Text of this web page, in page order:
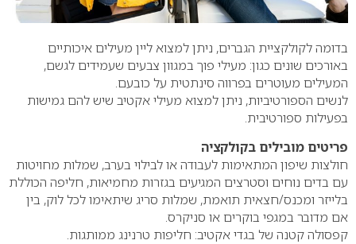
בדומה לקולקציית הגברים, ניתן למצוא ליין מעילים איכותיים
באורכים שונים כגון: מעילי פוך במגוון צבעים שעמידים לגשם,
המעילים מעוטרים בפרווה סינתטית על כובעם.
לנשים הספורטיביות, ניתן למצוא מעילי אקטיב שיש להם גמישות
בפעילות ספורטיבית.
פריטים מובילים בקולקציה
חולצות שיפון המתאימות לעבודה או לבילוי בערב, שמלות מחויטות
עם בדים נוחים וסטרצים המגיעים בגזרות מחמיאות, חליפה הכוללת
בלייזר ומכנס/חצאית תואמת, שמלות סריג שיתאימו לכל לוק, בין
אם מדובר במגפי בוקרים או סניקרס.
קפסולה קטנה של בגדי אקטיב: חליפות טרנינג ממותגות.